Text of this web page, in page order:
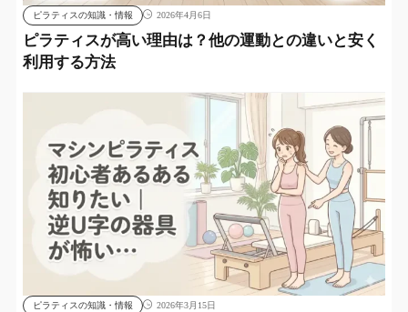
ピラティスの知識・情報 2026年4月6日
ピラティスが高い理由は？他の運動との違いと安く
利用する方法
ピラティスの知識・情報 2026年3月15日